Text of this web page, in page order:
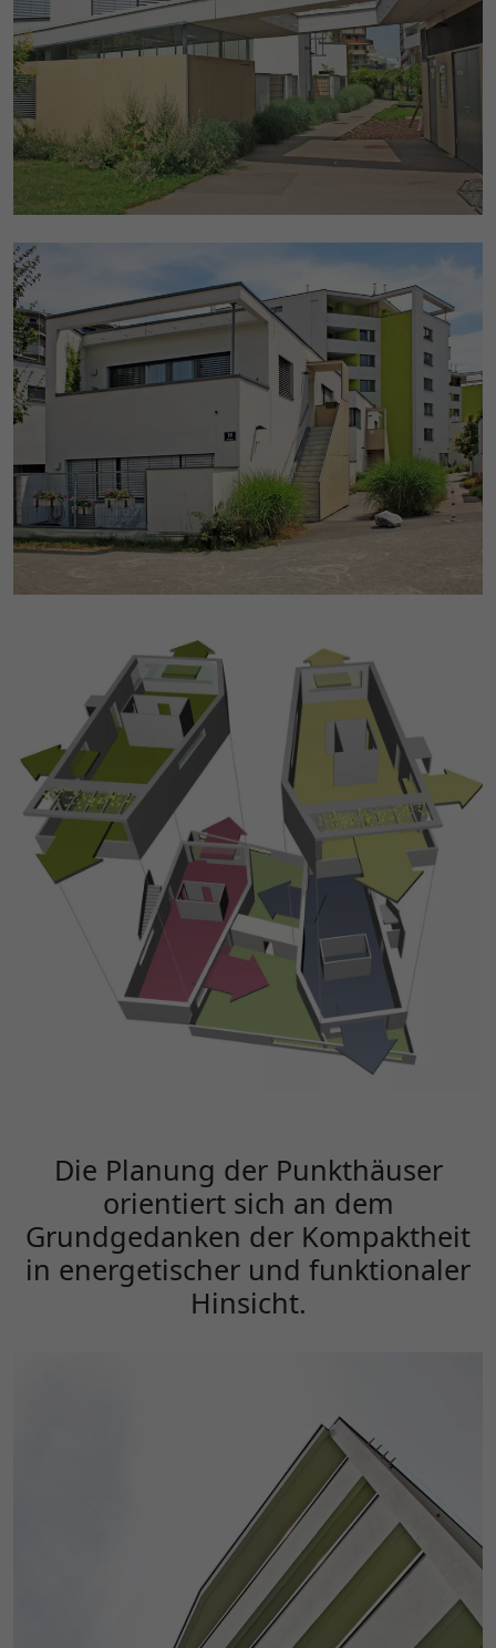
Die Planung der Punkthäuser
orientiert sich an dem
Grundgedanken der Kompaktheit
in energetischer und funktionaler
Hinsicht.